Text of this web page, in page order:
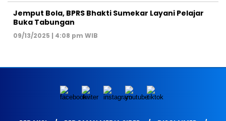
Jemput Bola, BPRS Bhakti Sumekar Layani Pelajar
Buka Tabungan
09/13/2025 | 4:08 pm WIB